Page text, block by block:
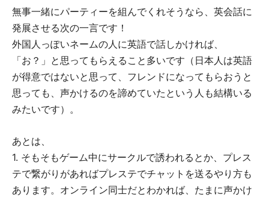
無事一緒にパーティーを組んでくれそうなら、英会話に
発展させる次の一言です！
外国人っぽいネームの人に英語で話しかければ、
「お？」と思ってもらえること多いです（日本人は英語
が得意ではないと思って、フレンドになってもらおうと
思っても、声かけるのを諦めていたという人も結構いる
みたいです）。
あとは、
1. そもそもゲーム中にサークルで誘われるとか、プレス
テで繋がりがあればプレステでチャットを送るやり方も
あります。オンライン同士だとわかれば、たまに声かけ